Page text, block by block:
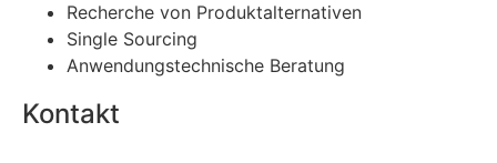
Recherche von Produktalternativen
Single Sourcing
Anwendungstechnische Beratung
Kontakt